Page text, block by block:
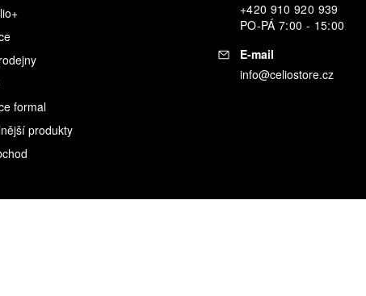
formal
produkty
+420 910 920 939
PO-PÁ 7:00 - 15:00
E-mail
info@celiostore.cz